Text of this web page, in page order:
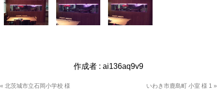
作成者 : ai136aq9v9
« 北茨城市立石岡小学校 様 いわき市鹿島町 小室 様 1 »